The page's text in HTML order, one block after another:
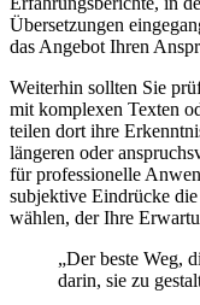
Übersetzungen
das Angebot Ihren
Weiterhin sollten Sie
mit komplexen Texten
teilen dort ihre
längeren oder
für professionelle
subjektive Eindrücke
wählen, der Ihre
„Der beste Weg,
darin, sie zu